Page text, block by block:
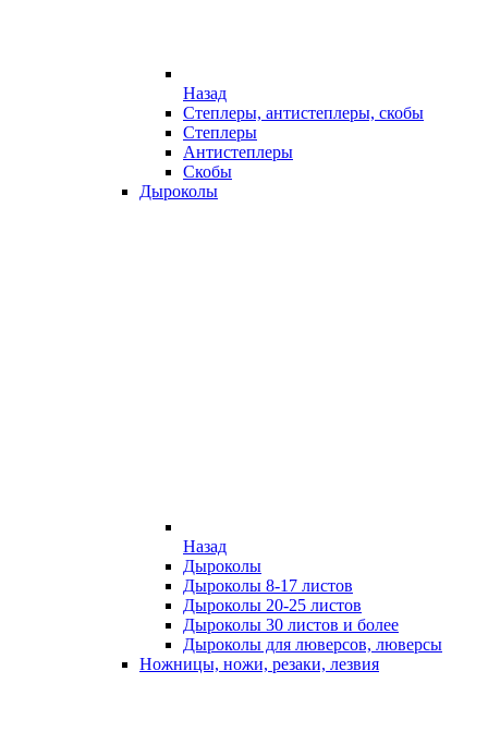
Назад
Степлеры, антистеплеры, скобы
Степлеры
Антистеплеры
Скобы
Дыроколы
Назад
Дыроколы
Дыроколы 8-17 листов
Дыроколы 20-25 листов
Дыроколы 30 листов и более
Дыроколы для люверсов, люверсы
Ножницы, ножи, резаки, лезвия